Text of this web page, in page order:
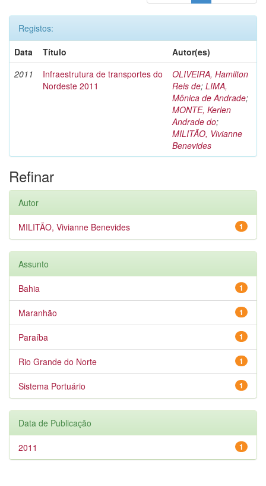
Registos:
Data
Título
Autor(es)
2011
Infraestrutura de transportes do
Nordeste 2011
OLIVEIRA, Hamilton
Reis de; LIMA,
Mônica de Andrade;
MONTE, Kerlen
Andrade do;
MILITÃO, Vivianne
Benevides
Refinar
Autor
1
MILITÃO, Vivianne Benevides
Assunto
1
Bahia
1
Maranhão
1
Paraíba
1
Rio Grande do Norte
1
Sistema Portuário
Data de Publicação
1
2011